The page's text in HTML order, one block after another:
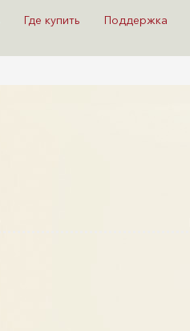
Где купить Поддержка